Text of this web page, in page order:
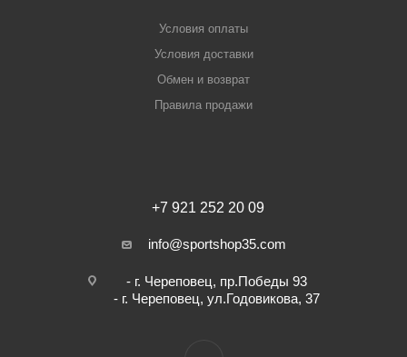
Условия оплаты
Условия доставки
Обмен и возврат
Правила продажи
+7 921 252 20 09
info@sportshop35.com
- г. Череповец, пр.Победы 93
- г. Череповец, ул.Годовикова, 37